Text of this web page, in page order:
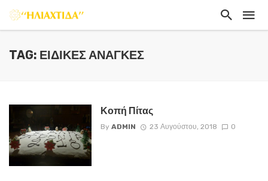
TAG: ΕΙΔΙΚΈΣ ΑΝΆΓΚΕΣ
Κοπή Πίτας
By ADMIN 23 Αυγούστου, 2018 0